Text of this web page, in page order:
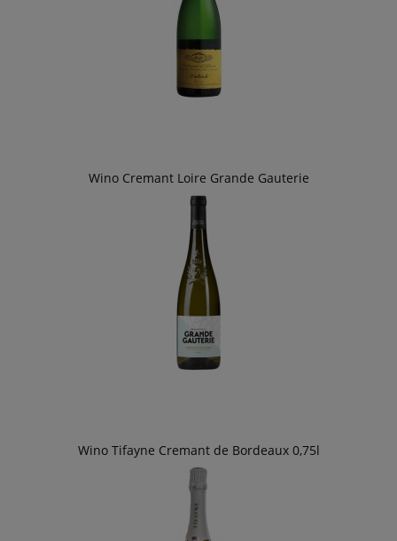
Wino Cremant Loire Grande Gauterie
Wino Tifayne Cremant de Bordeaux 0,75l